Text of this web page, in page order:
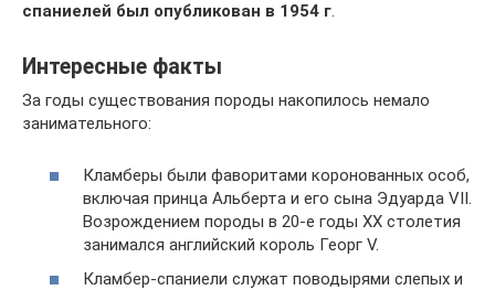
спаниелей был опубликован в 1954 г.
Интересные факты
За годы существования породы накопилось немало
занимательного:
Кламберы были фаворитами коронованных особ,
включая принца Альберта и его сына Эдуарда VII.
Возрождением породы в 20-е годы XX столетия
занимался английский король Георг V.
Кламбер-спаниели служат поводырями слепых и